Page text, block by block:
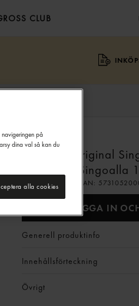
CLUB
Original
Singoalla
EAN:
LOGGA IN
Generell produktinfo
Innehållsförteckning
Övrigt
på
dina val så kan du
alla cookies